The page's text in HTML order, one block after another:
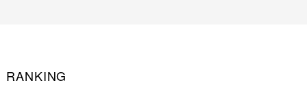
RANKING